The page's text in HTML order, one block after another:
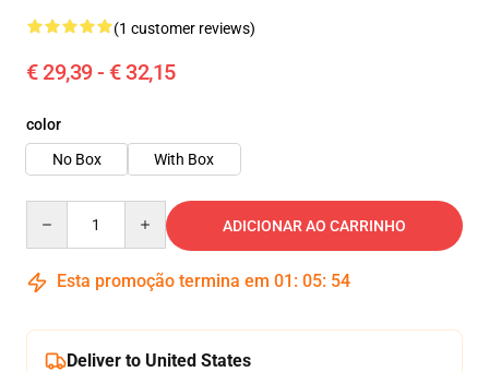
(1 customer reviews)
€ 29,39 - € 32,15
color
No Box
With Box
ADICIONAR AO CARRINHO
Esta promoção termina em 01 : 05: 54
Deliver to United States